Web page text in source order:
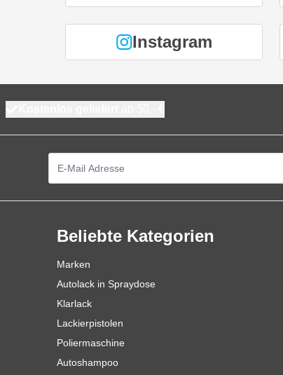
Instagram
Beliebte Kategorien
Marken
Autolack in Spraydose
Klarlack
Lackierpistolen
Poliermaschine
Autoshampoo